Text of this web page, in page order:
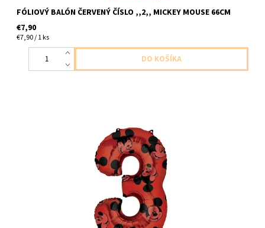
FÓLIOVÝ BALÓN ČERVENÝ ČÍSLO ,,2,, MICKEY MOUSE 66CM
€7,90
€7,90 / 1 ks
foliove cislo ,,3,, cerveny mickey mouse 1ks v baleni velkost
66cm dodavame nenafukany